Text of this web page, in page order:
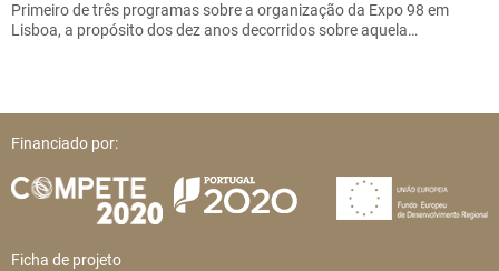
Primeiro de três programas sobre a organização da Expo 98 em
Lisboa, a propósito dos dez anos decorridos sobre aquela…
Financiado por:
Ficha de projeto